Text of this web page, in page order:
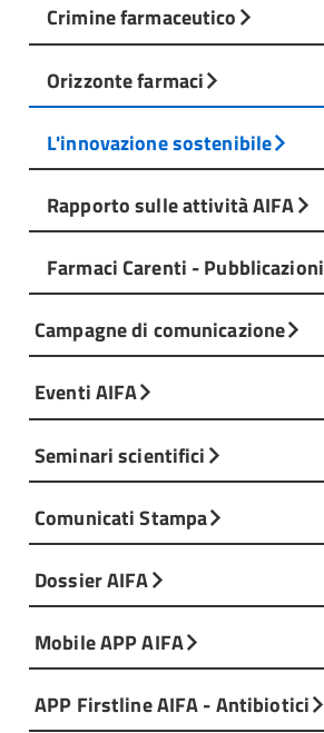
Crimine farmaceutico
Orizzonte farmaci
L'innovazione sostenibile
Rapporto sulle attività AIFA
Farmaci Carenti - Pubblicazioni
Campagne di comunicazione
Eventi AIFA
Seminari scientifici
Comunicati Stampa
Dossier AIFA
Mobile APP AIFA
APP Firstline AIFA - Antibiotici